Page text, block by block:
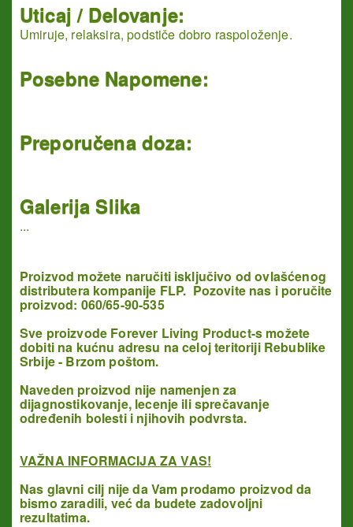
Uticaj / Delovanje:
Umiruje, relaksira, podstiče dobro raspoloženje.
Posebne Napomene:
Preporučena doza:
Galerija Slika
...
Proizvod možete naručiti isključivo od ovlašćenog
distributera kompanije FLP. Pozovite nas i poručite
proizvod: 060/65-90-535
Sve proizvode Forever Living Product-s možete
dobiti na kućnu adresu na celoj teritoriji Rebublike
Srbije - Brzom poštom.
Naveden proizvod nije namenjen za
dijagnostikovanje, lecenje ili sprečavanje
određenih bolesti i njihovih podvrsta.
VAŽNA INFORMACIJA ZA VAS!
Nas glavni cilj nije da Vam prodamo proizvod da
bismo zaradili, već da budete zadovoljni
rezultatima.